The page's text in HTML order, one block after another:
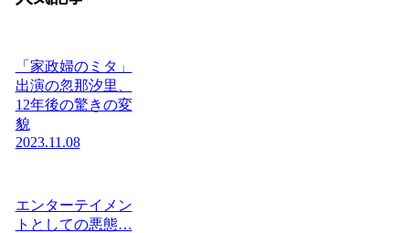
「家政婦のミタ」
出演の忽那汐里、
12年後の驚きの変
貌
2023.11.08
エンターテイメン
トとしての悪態…